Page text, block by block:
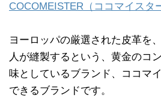
COCOMEISTER（ココマイスタ
ヨーロッパの厳選された皮革を
人が縫製するという、黄金のコ
味としているブランド、ココマ
できるブランドです。